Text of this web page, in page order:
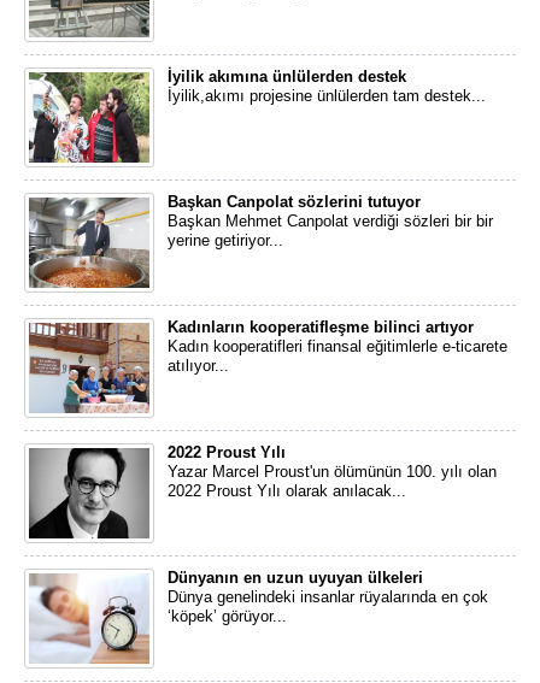
İyilik akımına ünlülerden destek
İyilik,akımı projesine ünlülerden tam destek...
Başkan Canpolat sözlerini tutuyor
Başkan Mehmet Canpolat verdiği sözleri bir bir
yerine getiriyor...
Kadınların kooperatifleşme bilinci artıyor
Kadın kooperatifleri finansal eğitimlerle e-ticarete
atılıyor...
2022 Proust Yılı
Yazar Marcel Proust'un ölümünün 100. yılı olan
2022 Proust Yılı olarak anılacak...
Dünyanın en uzun uyuyan ülkeleri
Dünya genelindeki insanlar rüyalarında en çok
‘köpek’ görüyor...